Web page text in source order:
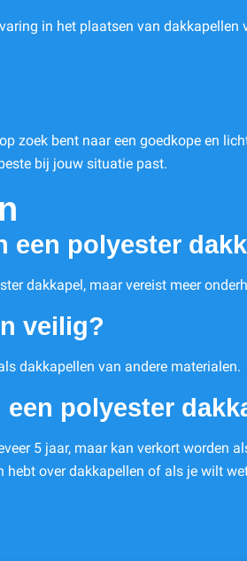
in het plaatsen van
zoek bent naar een goedkope en
bij jouw situatie past.
een polyester
dakkapel, maar vereist meer
veilig?
dakkapellen van andere materialen.
polyester
5 jaar, maar kan verkort
hebt over dakkapellen of als je wilt